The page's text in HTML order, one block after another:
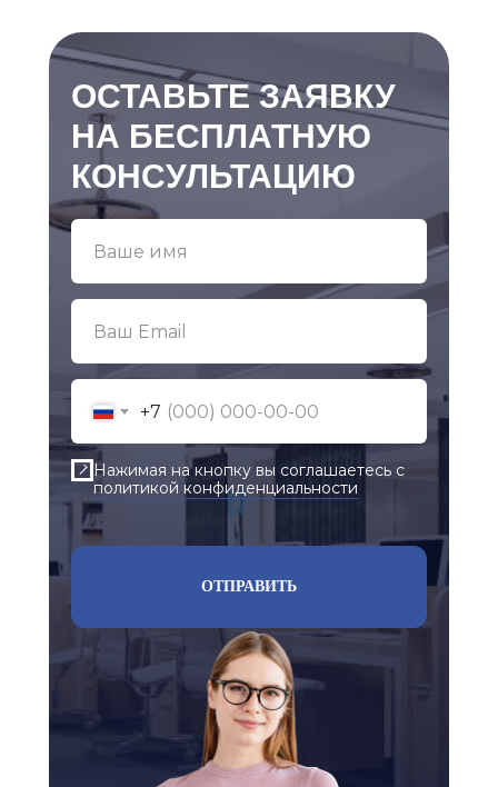
ОСТАВЬТЕ ЗАЯВКУ
НА БЕСПЛАТНУЮ
КОНСУЛЬТАЦИЮ
+7
Нажимая на кнопку вы соглашаетесь с
политикой конфиденциальности
ОТПРАВИТЬ